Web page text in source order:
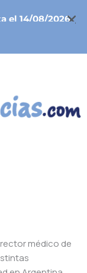
el 14/08/2026
médico de